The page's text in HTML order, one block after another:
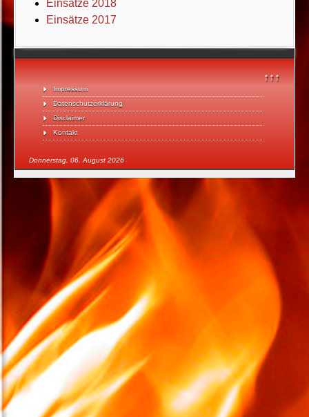
↑↑↑
Impressum
Datenschutzerklärung
Disclaimer
Kontakt
Donnerstag, 06. August 2026
Einsätze 2018
Einsätze 2017